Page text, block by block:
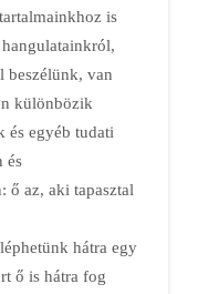
is
beszélünk, van
különbözik
és egyéb tudati
és
ő az, aki tapasztal
hátra egy
ő is hátra fog